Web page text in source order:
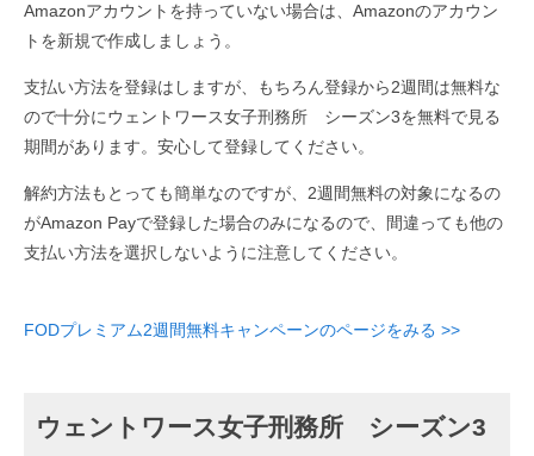
Amazonアカウントを持っていない場合は、Amazonのアカウン
トを新規で作成しましょう。
支払い方法を登録はしますが、もちろん登録から2週間は無料な
ので十分にウェントワース女子刑務所 シーズン3を無料で見る
期間があります。安心して登録してください。
解約方法もとっても簡単なのですが、2週間無料の対象になるの
がAmazon Payで登録した場合のみになるので、間違っても他の
支払い方法を選択しないように注意してください。
FODプレミアム2週間無料キャンペーンのページをみる >>
ウェントワース女子刑務所 シーズン3